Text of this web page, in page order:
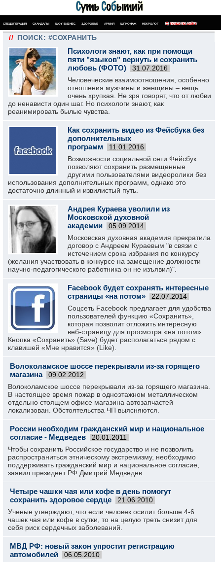
СПЕЦОПЕРАЦИЯ СКАНДАЛЫ ШОУ-БИЗНЕС ЗДОРОВЬЕ АРМИЯ ШПИОНАЖ НЕКРОЛОГ ПОИСК ПО САЙТУ
// ПОИСК: #СОХРАНИТЬ
Психологи знают, как при помощи
пяти "языков" вернуть и сохранить
любовь (ФОТО)
31.07.2016
Человеческие взаимоотношения, особенно
отношения мужчины и женщины – вещь
очень хрупкая. Не зря говорят, что от любви
до ненависти один шаг. Но психологи знают, как
реанимировать былые чувства.
Как сохранить видео из Фейсбука без
дополнительных
программ
11.01.2016
Возможности социальной сети Фейсбук
позволяют сохранить размещенные
другими пользователями видеоролики без
использования дополнительных программ, однако это
достаточно длинный и извилистый путь.
Андрея Кураева уволили из
Московской духовной
академии
05.09.2014
Московская духовная академия прекратила
договор с Андреем Кураевым "в связи с
истечением срока избрания по конкурсу
(желания участвовать в конкурсе на замещение должности
научно-педагогического работника он не изъявил)".
Facebook будет сохранять интересные
страницы «на потом»
22.07.2014
Cоцсеть Facebook предлагает для удобства
пользователей функцию «Сохранить»,
которая позволит отложить интересную
веб-страницу для просмотра «на потом».
Кнопка «Сохранить» (Save) будет располагаться рядом с
клавишей «Мне нравится» (Like).
Волоколамское шоссе перекрывали из-за горящего
магазина
09.02.2012
Волоколамское шоссе перекрывали из-за горящего магазина.
В настоящее время пожар в одноэтажном металлическом
отдельно стоящем офисе магазина автозапчастей
локализован. Обстоятельства ЧП выясняются.
России необходим гражданский мир и национальное
согласие - Медведев
20.01.2011
Чтобы сохранить Российское государство и не позволить
распространиться этническому экстремизму, необходимо
поддерживать гражданский мир и национальное согласие,
заявил президент РФ Дмитрий Медведев.
Четыре чашки чая или кофе в день помогут
сохранить здоровое сердце
21.06.2010
Ученые утверждают, что если человек осилит больше 4-6
чашек чая или кофе в сутки, то на целую треть снизит для
себя риск сердечных заболеваний.
МВД РФ: новый закон упростит регистрацию
автомобилей
06.05.2010